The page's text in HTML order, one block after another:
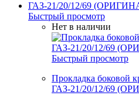
Быстрый просмотр
Нет в наличии
Быстрый просмотр
Прокладка боковой
ГАЗ-21/20/12/69